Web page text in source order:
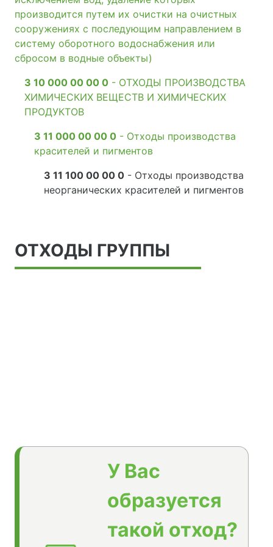
производится путем их очистки на очистных
сооружениях с последующим направлением в
систему оборотного водоснабжения или
сбросом в водные объекты)
3 10 000 00 00 0 - ОТХОДЫ ПРОИЗВОДСТВА
ХИМИЧЕСКИХ ВЕЩЕСТВ И ХИМИЧЕСКИХ
ПРОДУКТОВ
3 11 000 00 00 0 - Отходы производства
красителей и пигментов
3 11 100 00 00 0 - Отходы производства
неорганических красителей и пигментов
ОТХОДЫ ГРУППЫ
У Вас
образуется
такой отход?